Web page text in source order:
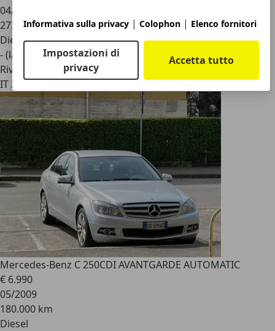
Informativa sulla privacy | Colophon | Elenco fornitori
Impostazioni di
privacy
Accetta tutto
04/2011
273.000 km
Diesel
- (l/100 km)
Rivenditore
IT 25038
Mercedes-Benz C 250CDI AVANTGARDE AUTOMATIC
€ 6.990
05/2009
180.000 km
Diesel